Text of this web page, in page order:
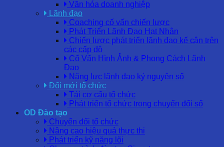
Văn hóa doanh nghiệp
Lãnh đạo
Coaching cố vấn chiến lược
Phát Triển Lãnh Đạo Hạt Nhân
Chiến lược phát triển lãnh đạo kế cận trên
các cấp độ
Cố Vấn Hình Ảnh & Phong Cách Lãnh
Đạo
Năng lực lãnh đạo kỷ nguyên số
Đổi mới tổ chức
Tái cơ cấu tổ chức
Phát triển tổ chức trong chuyển đổi số
OD Đào tạo
Chuyển đổi tổ chức
Nâng cao hiệu quả thực thi
Phát triển kỹ năng lõi